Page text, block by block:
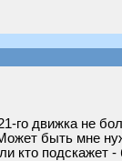
го движка не
быть мне
кто подскажет -